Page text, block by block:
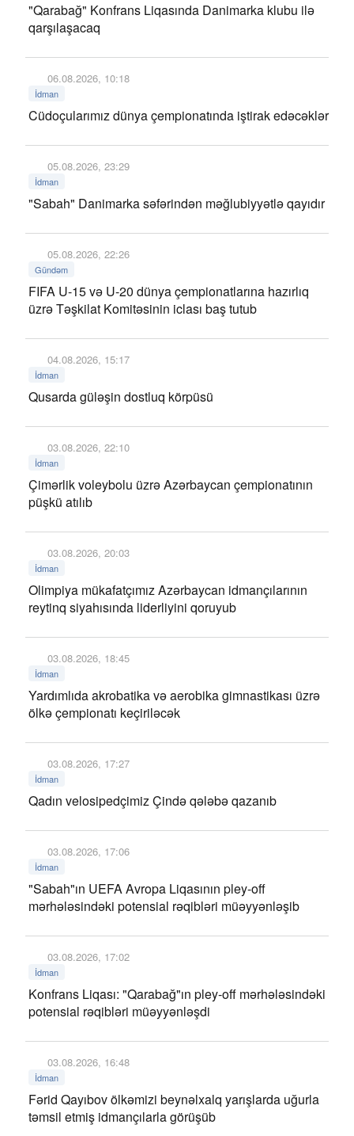
"Qarabağ" Konfrans Liqasında Danimarka klubu ilə
qarşılaşacaq
06.08.2026, 10:18
İdman
Cüdoçularımız dünya çempionatında iştirak edəcəklər
05.08.2026, 23:29
İdman
"Sabah" Danimarka səfərindən məğlubiyyətlə qayıdır
05.08.2026, 22:26
Gündəm
FIFA U-15 və U-20 dünya çempionatlarına hazırlıq
üzrə Təşkilat Komitəsinin iclası baş tutub
04.08.2026, 15:17
İdman
Qusarda güləşin dostluq körpüsü
03.08.2026, 22:10
İdman
Çimərlik voleybolu üzrə Azərbaycan çempionatının
püşkü atılıb
03.08.2026, 20:03
İdman
Olimpiya mükafatçımız Azərbaycan idmançılarının
reytinq siyahısında liderliyini qoruyub
03.08.2026, 18:45
İdman
Yardımlıda akrobatika və aerobika gimnastikası üzrə
ölkə çempionatı keçiriləcək
03.08.2026, 17:27
İdman
Qadın velosipedçimiz Çində qələbə qazanıb
03.08.2026, 17:06
İdman
"Sabah"ın UEFA Avropa Liqasının pley-off
mərhələsindəki potensial rəqibləri müəyyənləşib
03.08.2026, 17:02
İdman
Konfrans Liqası: "Qarabağ"ın pley-off mərhələsindəki
potensial rəqibləri müəyyənləşdi
03.08.2026, 16:48
İdman
Fərid Qayıbov ölkəmizi beynəlxalq yarışlarda uğurla
təmsil etmiş idmançılarla görüşüb